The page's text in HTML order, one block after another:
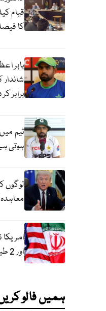
قیام
کا
بابر
برابر کر
ٹیم
ہوتی
لوگوں
اور 2 طیاروں پر عائد پابندیاں ختم کر دیں
ہمیں فالو